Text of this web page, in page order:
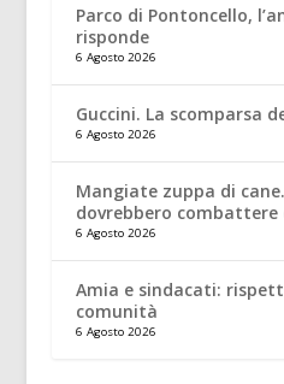
Parco di Pontoncello,
risponde
6 Agosto 2026
Guccini. La scomparsa
6 Agosto 2026
Mangiate zuppa di
dovrebbero combattere
6 Agosto 2026
Amia e sindacati:
comunità
6 Agosto 2026